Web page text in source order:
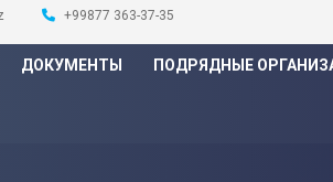
+99877 363-37-35
ДОКУМЕНТЫ ПОДРЯДНЫЕ